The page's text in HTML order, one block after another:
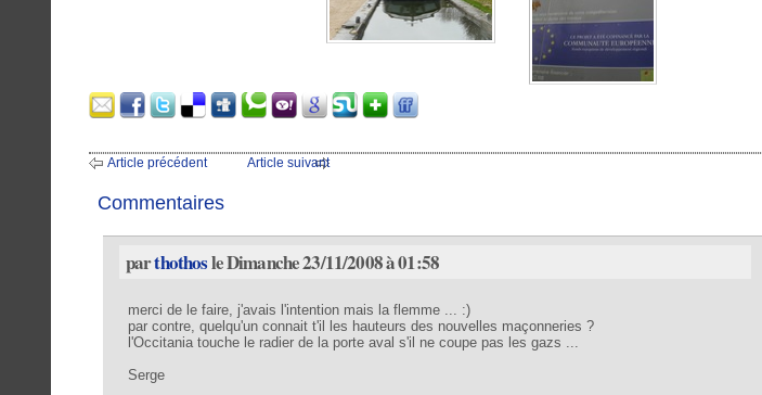
Article précédent Article suivant
Commentaires
parthothosle Dimanche 23/11/2008 à 01:58
merci de le faire, j'avais l'intention mais la flemme ... :)
par contre, quelqu'un connait t'il les hauteurs des nouvelles maçonneries ?
l'Occitania touche le radier de la porte aval s'il ne coupe pas les gazs ...
Serge